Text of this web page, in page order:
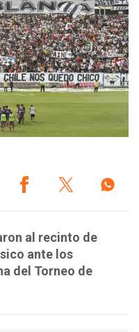
al recinto de
ante los
del Torneo de